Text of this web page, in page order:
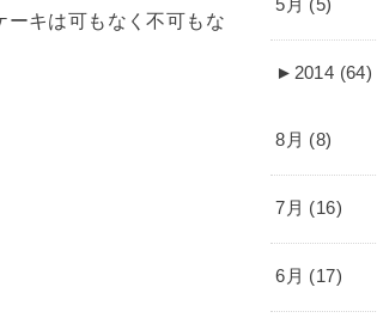
キは可もなく不可もな
5月 (5)
► 2014 (64)
8月 (8)
7月 (16)
6月 (17)